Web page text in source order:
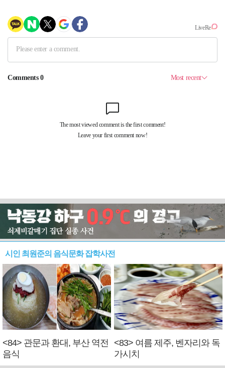
시인 최원준의 음식문화 잡학사전
<84> 관문과 환대, 부산 역전
음식
<83> 여름 제주, 벤자리와 독
가시치